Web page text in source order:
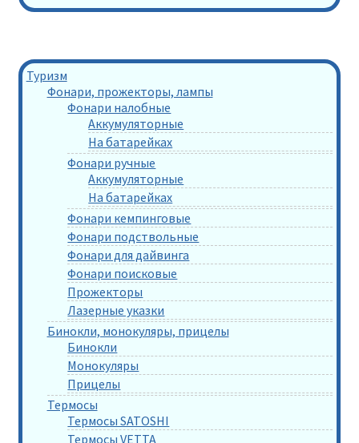
Туризм
Фонари, прожекторы, лампы
Фонари налобные
Аккумуляторные
На батарейках
Фонари ручные
Аккумуляторные
На батарейках
Фонари кемпинговые
Фонари подствольные
Фонари для дайвинга
Фонари поисковые
Прожекторы
Лазерные указки
Бинокли, монокуляры, прицелы
Бинокли
Монокуляры
Прицелы
Термосы
Термосы SATOSHI
Термосы VETTA